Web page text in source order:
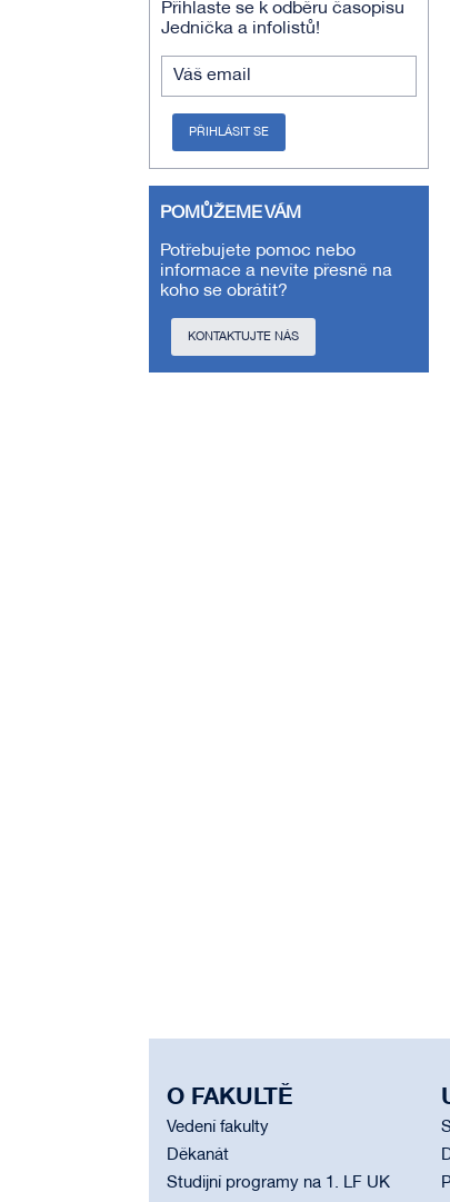
Přihlaste se k odběru časopisu
Jednička a infolistů!
Váš email
PŘIHLÁSIT SE
POMŮŽEME VÁM
Potřebujete pomoc nebo
informace a nevíte přesně na
koho se obrátit?
KONTAKTUJTE NÁS
O FAKULTĚ
Vedení fakulty
Děkanát
Studijní programy na 1. LF UK